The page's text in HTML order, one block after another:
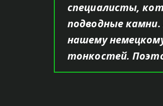
специалисты,
подводные
нашему
тонкостей.